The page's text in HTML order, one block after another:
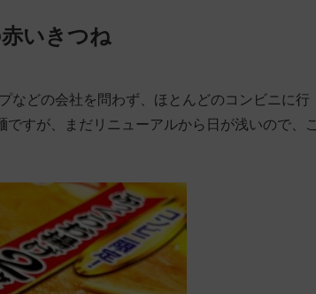
いきつね
などの会社を問わず、ほとんどのコンビニに行
すが、まだリニューアルから日が浅いので、こ